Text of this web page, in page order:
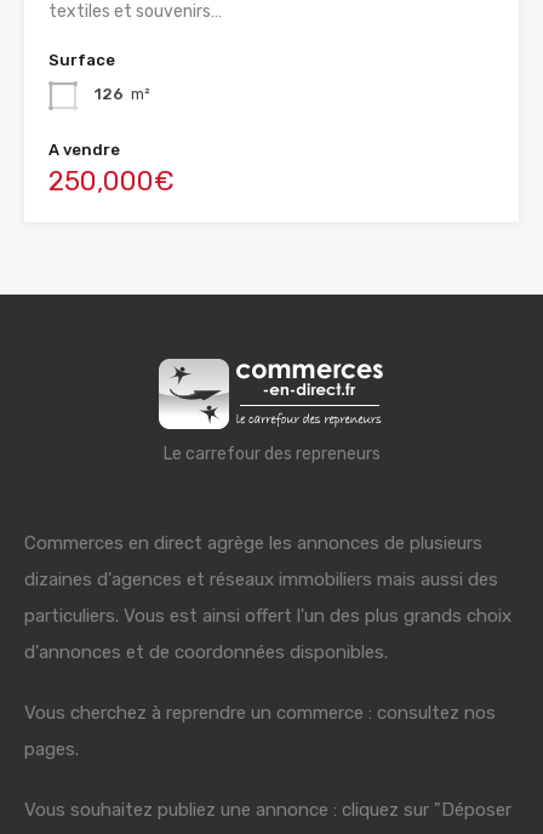
textiles et souvenirs…
Surface
126 m²
A vendre
250,000€
Le carrefour des repreneurs
Commerces en direct agrège les annonces de plusieurs
dizaines d'agences et réseaux immobiliers mais aussi des
particuliers. Vous est ainsi offert l'un des plus grands choix
d'annonces et de coordonnées disponibles.
Vous cherchez à reprendre un commerce : consultez nos
pages.
Vous souhaitez publiez une annonce : cliquez sur "Déposer